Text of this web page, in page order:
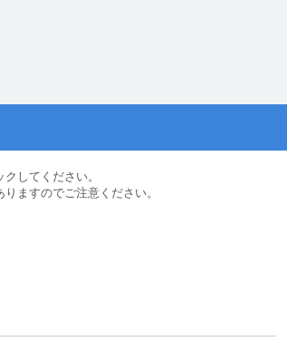
してください。
ますのでご注意ください。